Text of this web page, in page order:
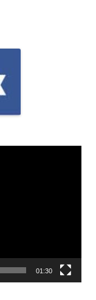
01:30